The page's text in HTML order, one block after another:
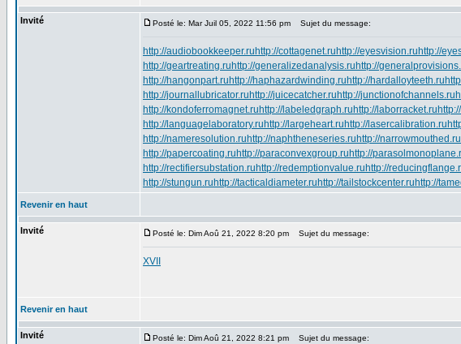
Invité Posté le: Mar Juil 05, 2022 11:56 pm Sujet du message:
http://audiobookkeeper.ru http://cottagenet.ru http://eyesvision.ru http://
http://geartreating.ru http://generalizedanalysis.ru http://
http://hangonpart.ru http://haphazardwinding.ru http://hardalloyteeth.ru
http://journallubricator.ru http://juicecatcher.ru http://junctionofchannels.ru
http://kondoferromagnet.ru http://labeledgraph.ru http://laborracket.ru
http://languagelaboratory.ru http://largeheart.ru http://lasercalibration.ru
http://nameresolution.ru http://naphtheneseries.ru http://narrowmouthed.ru
http://papercoating.ru http://paraconvexgroup.ru http://
http://rectifiersubstation.ru http://redemptionvalue.ru http://
http://stungun.ru http://tacticaldiameter.ru http://tailstockcenter.ru http://
Revenir en haut
Invité Posté le: Dim Aoû 21, 2022 8:20 pm Sujet du message:
XVII
Revenir en haut
Invité Posté le: Dim Aoû 21, 2022 8:21 pm Sujet du message: